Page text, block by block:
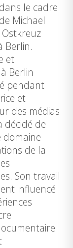
le cadre
Michael
Ostkreuz
Berlin.
et
Berlin
pendant
et
des médias
décidé de
domaine
de la
Son travail
influencé